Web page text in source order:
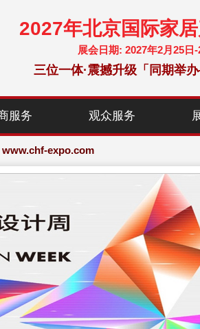
2027年北京国际家
展会日期: 2027年2月25
三位一体·震撼升级「同期举
服务 观众服务
www.chf-expo.com
www.chf-expo.com
览会·大会网站